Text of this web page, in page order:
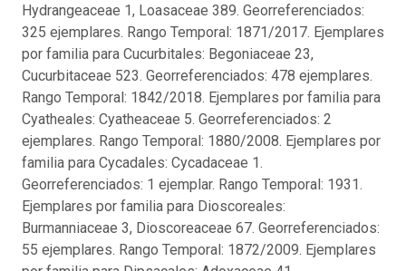
Hydrangeaceae 1, Loasaceae 389. Georreferenciados:
325 ejemplares. Rango Temporal: 1871/2017. Ejemplares
por familia para Cucurbitales: Begoniaceae 23,
Cucurbitaceae 523. Georreferenciados: 478 ejemplares.
Rango Temporal: 1842/2018. Ejemplares por familia para
Cyatheales: Cyatheaceae 5. Georreferenciados: 2
ejemplares. Rango Temporal: 1880/2008. Ejemplares por
familia para Cycadales: Cycadaceae 1.
Georreferenciados: 1 ejemplar. Rango Temporal: 1931.
Ejemplares por familia para Dioscoreales:
Burmanniaceae 3, Dioscoreaceae 67. Georreferenciados:
55 ejemplares. Rango Temporal: 1872/2009. Ejemplares